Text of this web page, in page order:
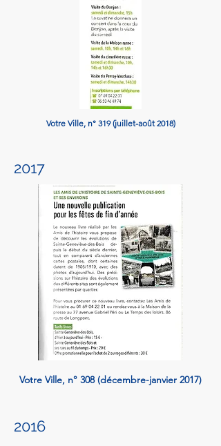
Votre Ville, n° 319 (juillet-août2018)
2017
Votre Ville, n° 308 (décembre-janvier 2017)
2016